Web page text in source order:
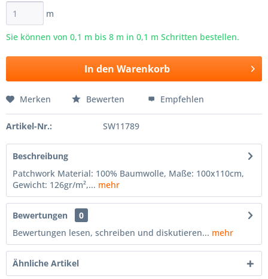
m
Sie können von 0,1 m bis 8 m in 0,1 m Schritten bestellen.
In den Warenkorb
Merken Bewerten Empfehlen
Artikel-Nr.: SW11789
Beschreibung
Patchwork Material: 100% Baumwolle, Maße: 100x110cm,
Gewicht: 126gr/m²,... mehr
Bewertungen
0
Bewertungen lesen, schreiben und diskutieren... mehr
Ähnliche Artikel